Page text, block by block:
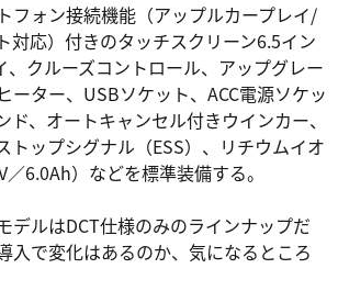
フォン接続機能（アップルカープレイ/
対応）付きのタッチスクリーン6.5イン
、クルーズコントロール、アップグレー
ーター、USBソケット、ACC電源ソケッ
ド、オートキャンセル付きウインカー、
トップシグナル（ESS）、リチウムイオ
6.0Ah）などを標準装備する。
デルはDCT仕様のみのラインナップだ
入で変化はあるのか、気になるところ